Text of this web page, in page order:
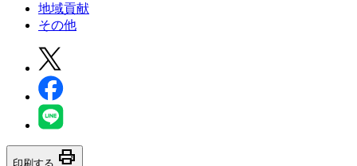
地域貢献
その他
印刷する print